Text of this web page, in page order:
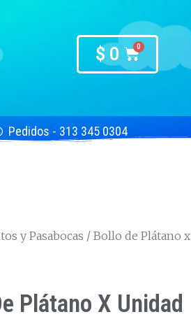
$ 0
Pedidos - 313 345 0304
y Pasabocas / Bollo de Plátano x
Plátano X Unidad